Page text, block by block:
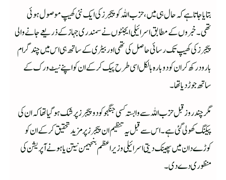
بتا یا جاتا ہے کہ حال ہی میں، حزب اللہ کو پیجرز کی ایک نئی کھیپ موصول ہوئی
تھی۔خبروں کے مطابق اسرائیلی ایجنٹوں نے سمندری جہاز کے ذریعے جانے والی
پیجرز کی کھیپ تک رسائی حاصل کی تھی اور بیٹری کے ساتھ ہی اس میں چند گرام
بارود رکھ کر ان کو دوبارہ بالکل اسی طرح پیک کرکے ان کو اپنے نیٹ ورک کے
ساتھ جوڑ دیا تھا۔
مگر چند روز قبل حزب اللہ سے وابستہ کسی جنگجو کو دو پیجرز پر شک ہو گیا تھا کہ ان کی
پیکنگ کھولی گئی ہے۔ اس سے قبل یہ تنظیم ان پیجرز پر مزید تحقیق کرکے ان کو
کوڑے دان میں پھینک دیتی اسرائیلی وزیر اعظم بنجیمن نیتن یاہونے آپریشن کی
منظوری دے دی۔